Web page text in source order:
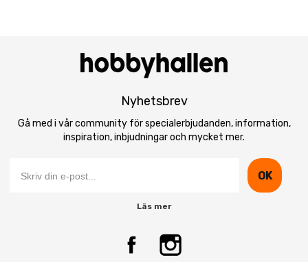
Nyhetsbrev
Gå med i vår community för specialerbjudanden, information,
inspiration, inbjudningar och mycket mer.
OK
Läs mer